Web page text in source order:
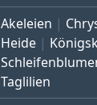
Akeleien
Heide
Taglilien